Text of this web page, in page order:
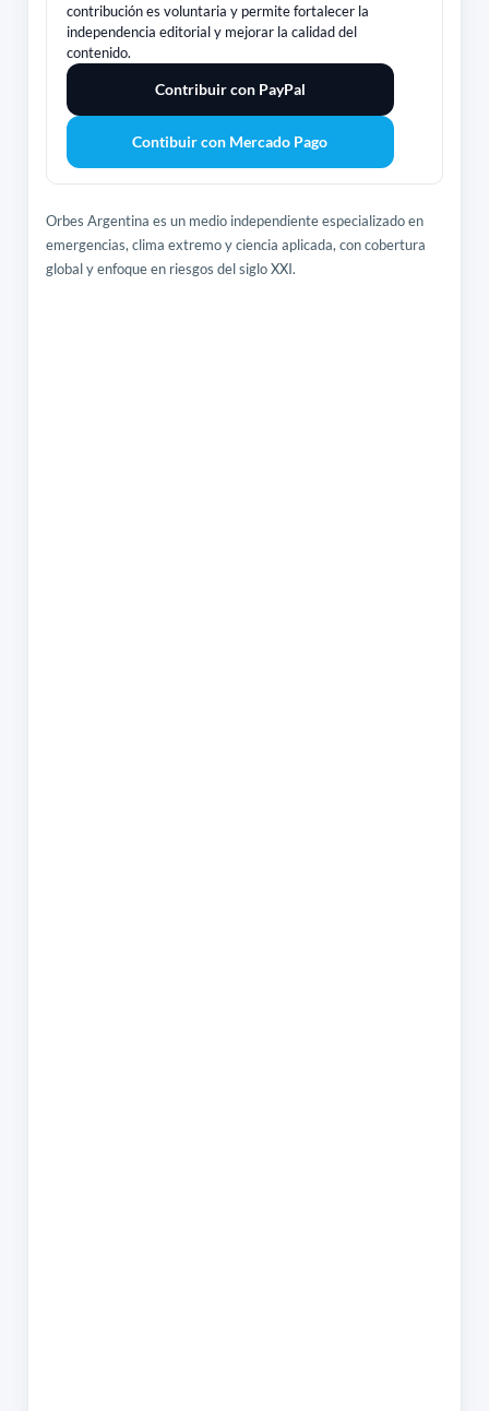
contribución es voluntaria y permite fortalecer la
independencia editorial y mejorar la calidad del
contenido.
Contribuir con PayPal
Contibuir con Mercado Pago
Orbes Argentina es un medio independiente especializado en
emergencias, clima extremo y ciencia aplicada, con cobertura
global y enfoque en riesgos del siglo XXI.